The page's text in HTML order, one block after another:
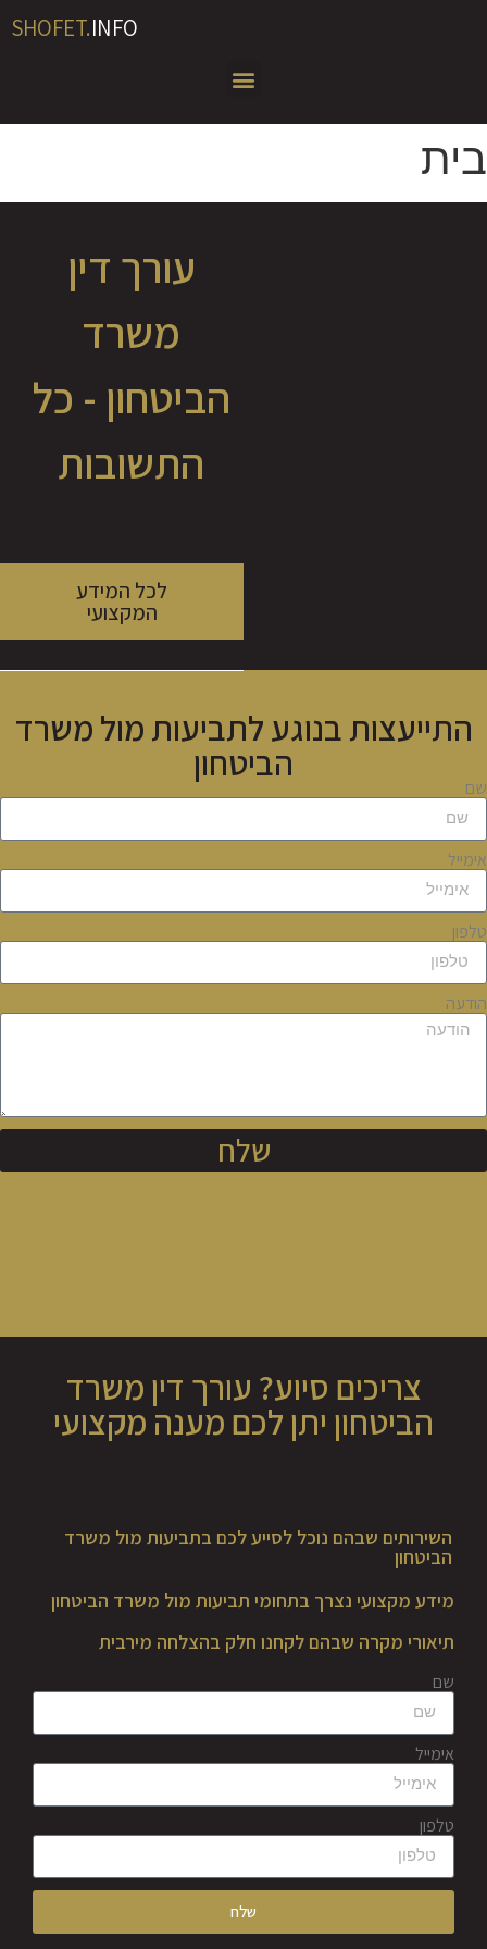
SHOFET.INFO
בית
עורך דין
משרד
הביטחון - כל
התשובות
לכל המידע
המקצועי
התייעצות בנוגע לתביעות מול משרד
הביטחון
שם
אימייל
טלפון
הודעה
שלח
צריכים סיוע? עורך דין משרד
הביטחון יתן לכם מענה מקצועי
השירותים שבהם נוכל לסייע לכם בתביעות מול משרד
הביטחון
מידע מקצועי נצרך בתחומי תביעות מול משרד הביטחון
תיאורי מקרה שבהם לקחנו חלק בהצלחה מירבית
שם
אימייל
טלפון
שלח